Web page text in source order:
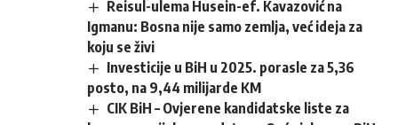
Reisul-ulema Husein-ef. Kavazović na
Igmanu: Bosna nije samo zemlja, već ideja za
koju se živi
Investicije u BiH u 2025. porasle za 5,36
posto, na 9,44 milijarde KM
CIK BiH – Ovjerene kandidatske liste za